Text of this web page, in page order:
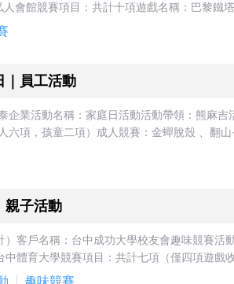
會館競賽項目：共計十項遊戲名稱：巴黎鐵塔
｜員工活動
業活動名稱：家庭日活動活動帶領：熊麻
項，孩童二項）成人競賽：金蟬脫殼 、翻山
親子活動
客戶名稱：台中成功大學校友會趣味競賽
體育大學競賽項目：共計七項（僅四項遊戲收
趣味競賽